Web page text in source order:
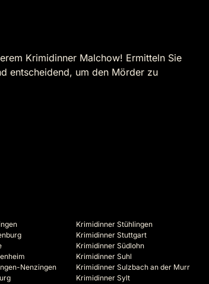
Krimidinner Malchow! Ermitteln Sie
entscheidend, um den Mörder zu
Nenzingen
Krimidinner Stühlingen
Krimidinner Stuttgart
Krimidinner Südlohn
Krimidinner Suhl
Krimidinner Sulzbach an der Murr
Krimidinner Sylt